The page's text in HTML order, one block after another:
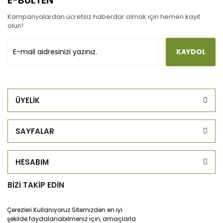
Çerezleri Kullanıyoruz Sitemizden en iyi
şekilde faydalanabilmeniz için, amaçlarla
Kampanyalardan ücretsiz haberdar olmak için hemen kayıt
olun!
KAYDOL
ÜYELİK
SAYFALAR
HESABIM
BİZİ TAKİP EDİN